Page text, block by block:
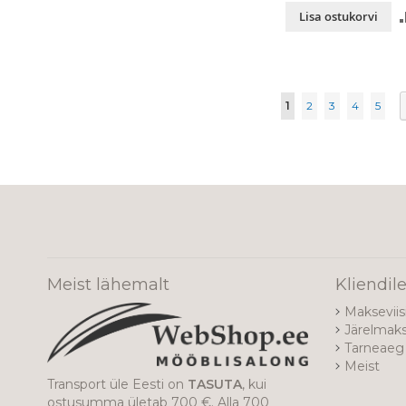
Lisa ostukorvi
Page
You're currently
1 Page
2 Page
3 Page
4 Page
5
Meist lähemalt
Transport üle Eesti on TASUTA, kui
ostusumma ületab 700 €. Alla 700
Kliendile
Meist